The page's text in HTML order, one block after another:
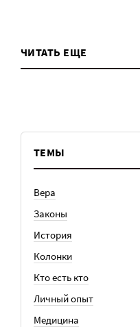
ЧИТАТЬ ЕЩЕ
ТЕМЫ
Вера
Законы
История
Колонки
Кто есть кто
Личный опыт
Медицина